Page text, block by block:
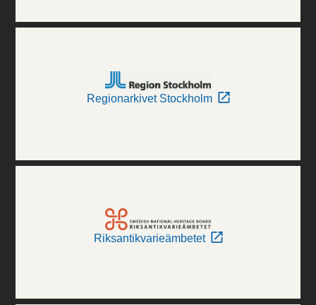
Regionarkivet Stockholm
Riksantikvarieämbetet